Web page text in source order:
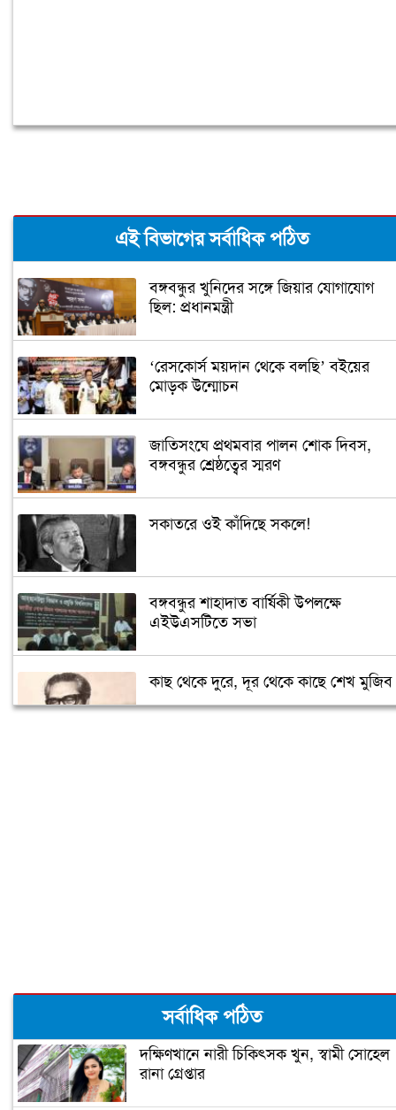
এই বিভাগের সর্বাধিক পঠিত
বঙ্গবন্ধুর খুনিদের সঙ্গে জিয়ার যোগাযোগ
ছিল: প্রধানমন্ত্রী
‘রেসকোর্স ময়দান থেকে বলছি’ বইয়ের
মোড়ক উন্মোচন
জাতিসংঘে প্রথমবার পালন শোক দিবস,
বঙ্গবন্ধুর শ্রেষ্ঠত্বের স্মরণ
সকাতরে ওই কাঁদিছে সকলে!
বঙ্গবন্ধুর শাহাদাত বার্ষিকী উপলক্ষে
এইউএসটিতে সভা
কাছ থেকে দুরে, দূর থেকে কাছে শেখ মুজিব
এই সেই ১৫ আগস্ট ’৭৫
অন্য চোখে দেখা ভালোবাসার সেই মানুষটি
সর্বাধিক পঠিত
দক্ষিণখানে নারী চিকিৎসক খুন, স্বামী সোহেল
রানা গ্রেপ্তার